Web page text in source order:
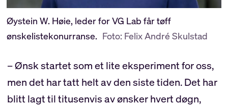
Øystein W. Høie, leder for VG Lab får tøff
ønskelistekonurranse. Foto: Felix André Skulstad
– Ønsk startet som et lite eksperiment for oss,
men det har tatt helt av den siste tiden. Det har
blitt lagt til titusenvis av ønsker hvert døgn,